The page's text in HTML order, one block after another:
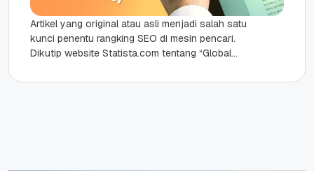
Artikel yang original atau asli menjadi salah satu
kunci penentu rangking SEO di mesin pencari.
Dikutip website Statista.com tentang “Global